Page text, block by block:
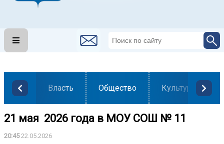
Власть Общество Культура
️21 мая 2026 года в МОУ СОШ № 11
20:4522.05.2026